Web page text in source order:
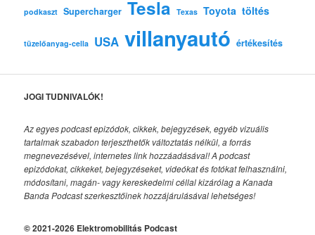
podkaszt Supercharger Tesla Texas Toyota töltés
tüzelőanyag-cella USA villanyautó értékesítés
JOGI TUDNIVALÓK!
Az egyes podcast epizódok, cikkek, bejegyzések, egyéb vizuális
tartalmak szabadon terjeszthetők változtatás nélkül, a forrás
megnevezésével, internetes link hozzáadásával!A podcast
epizódokat, cikkeket, bejegyzéseket, videókat és fotókat felhasználni,
módosítani, magán- vagy kereskedelmi céllal kizárólag a Kanada
Banda Podcast szerkesztőinek hozzájárulásával lehetséges!
© 2021-2026 Elektromobilitás Podcast